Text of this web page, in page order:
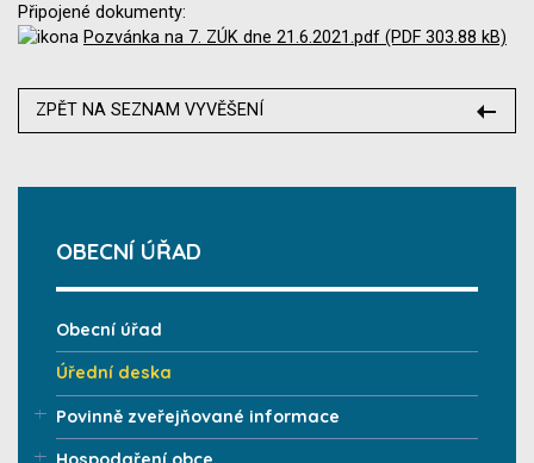
Připojené dokumenty:
Pozvánka na 7. ZÚK dne 21.6.2021.pdf (PDF 303.88 kB)
ZPĚT NA SEZNAM VYVĚŠENÍ
OBECNÍ ÚŘAD
Obecní úřad
Úřední deska
Povinně zveřejňované informace